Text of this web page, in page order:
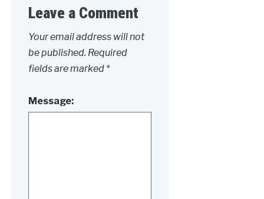
Leave a Comment
Your email address will not
be published. Required
fields are marked *
Message: